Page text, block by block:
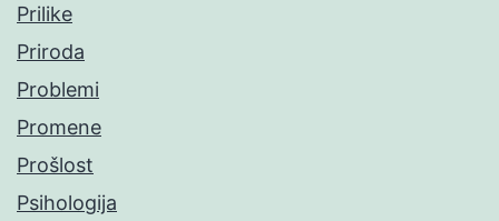
Prilike
Priroda
Problemi
Promene
Prošlost
Psihologija